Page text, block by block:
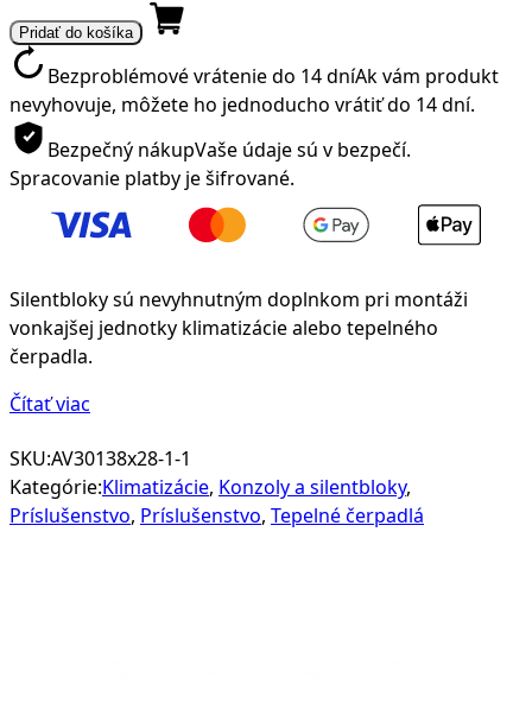
silentbloky
na
konzolu
40x25x30mm
(sada
4ks)
Pridať do košíka
Bezproblémové vrátenie do 14 dníAk vám produkt
nevyhovuje, môžete ho jednoducho vrátiť do 14 dní.
Bezpečný nákupVaše údaje sú v bezpečí.
Spracovanie platby je šifrované.
Silentbloky sú nevyhnutným doplnkom pri montáži
vonkajšej jednotky klimatizácie alebo tepelného
čerpadla.
Čítať viac
SKU:AV30138x28-1-1
Kategórie:Klimatizácie, Konzoly a silentbloky,
Príslušenstvo, Príslušenstvo, Tepelné čerpadlá